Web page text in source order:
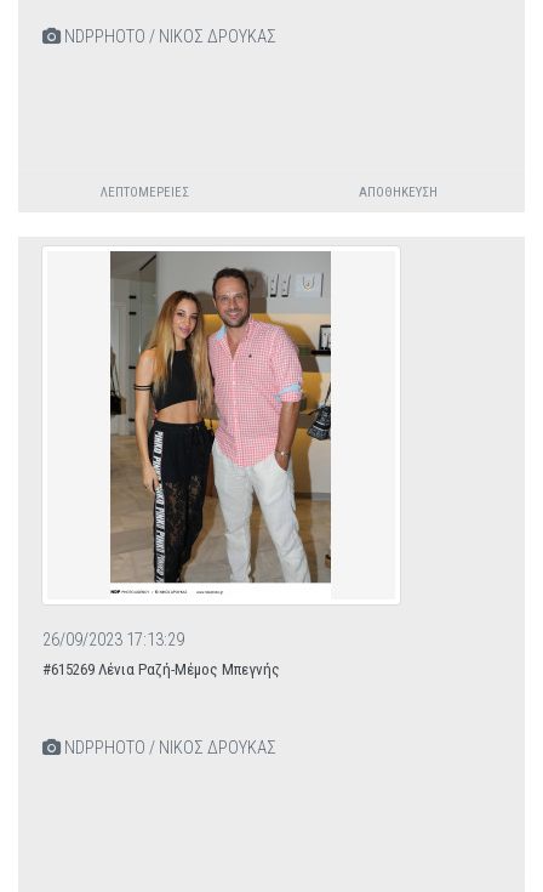
NDPPHOTO / ΝΙΚΟΣ ΔΡΟΥΚΑΣ
ΛΕΠΤΟΜΈΡΕΙΕΣ ΑΠΟΘΉΚΕΥΣΗ
26/09/2023 17:13:29
#615269 Λένια Ραζή-Μέμος Μπεγνής
NDPPHOTO / ΝΙΚΟΣ ΔΡΟΥΚΑΣ